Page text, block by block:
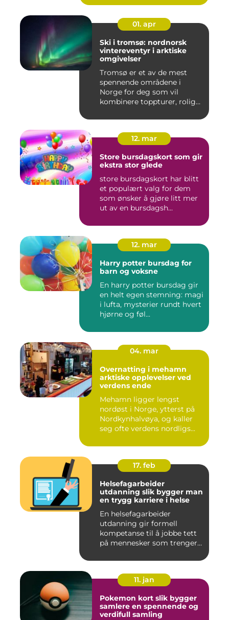
01. apr
Ski i tromsø: nordnorsk
vintereventyr i arktiske
omgivelser
Tromsø er et av de mest
spennende områdene i
Norge for deg som vil
kombinere toppturer, rolig
12. mar
Store bursdagskort som gir
ekstra stor glede
store bursdagskort har blitt
et populært valg for dem
som ønsker å gjøre litt mer
ut av en bursdagsh...
12. mar
Harry potter bursdag for
barn og voksne
En harry potter bursdag gir
en helt egen stemning: magi
i lufta, mysterier rundt hvert
hjørne og føl...
04. mar
Overnatting i mehamn
arktiske opplevelser ved
verdens ende
Mehamn ligger lengst
nordøst i Norge, ytterst på
Nordkynhalvøya, og kaller
seg ofte verdens nordligs...
17. feb
Helsefagarbeider
utdanning slik bygger man
en trygg karriere i helse
En helsefagarbeider
utdanning gir formell
kompetanse til å jobbe tett
på mennesker som trenger
11. jan
Pokemon kort slik bygger
samlere en spennende og
verdifull samling